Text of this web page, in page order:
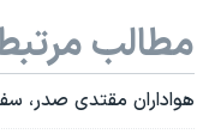
مطالب
هواداران مقتدی صدر،